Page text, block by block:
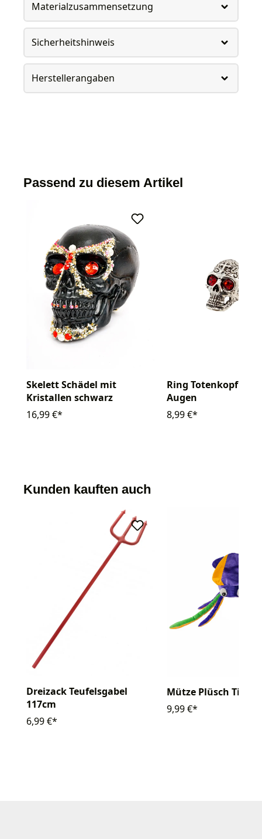
Materialzusammensetzung
Sicherheitshinweis
Herstellerangaben
Passend zu diesem Artikel
Skelett Schädel mit
Kristallen schwarz
16,99 €*
Ring Totenkopf mit
Augen
8,99 €*
Kunden kauften auch
Dreizack Teufelsgabel
117cm
6,99 €*
Mütze Plüsch
9,99 €*